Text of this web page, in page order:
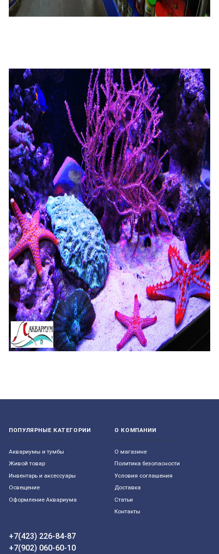
ПОПУЛЯРНЫЕ КАТЕГОРИИ
Aквариумы и тумбы
Живой товар
Инвентарь и аксессуары
Освещение
Оформление Аквариума
О КОМПАНИИ
О магазине
Политика безопасности
Условия соглашения
Доставка
Статьи
Контакты
+7(423) 226-84-87
+7(902) 060-60-10